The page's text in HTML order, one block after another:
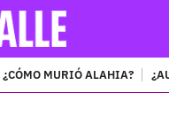
¿CÓMO MURIÓ ALAHIA?